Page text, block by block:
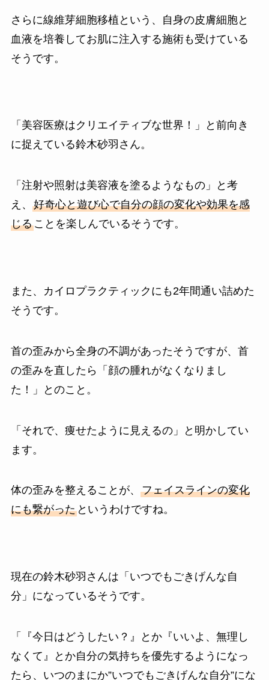
さらに線維芽細胞移植という、自身の皮膚細胞と
血液を培養してお肌に注入する施術も受けている
そうです。
「美容医療はクリエイティブな世界！」と前向き
に捉えている鈴木砂羽さん。
「注射や照射は美容液を塗るようなもの」と考
え、 好奇心と遊び心で自分の顔の変化や効果を感
じることを楽しんでいるそうです。
また、カイロプラクティックにも2年間通い詰めた
そうです。
首の歪みから全身の不調があったそうですが、首
の歪みを直したら「顔の腫れがなくなりまし
た！」とのこと。
「それで、痩せたように見えるの」と明かしてい
ます。
体の歪みを整えることが、 フェイスラインの変化
にも繋がったというわけですね。
現在の鈴木砂羽さんは「いつでもごきげんな自
分」になっているそうです。
「『今日はどうしたい？』とか『いいよ、無理し
なくて』とか自分の気持ちを優先するようになっ
たら、いつのまにか”いつでもごきげんな自分”にな